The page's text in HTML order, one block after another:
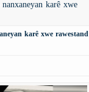
karê xwe rawestand